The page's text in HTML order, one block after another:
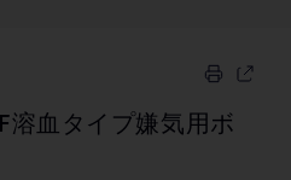
溶血タイプ嫌気用ボ